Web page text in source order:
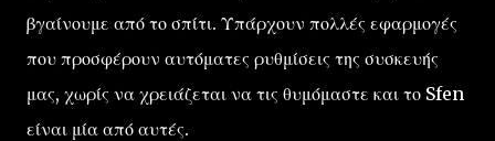
βγαίνουμε από το σπίτι. Υπάρχουν πολλές εφαρμογές
που προσφέρουν αυτόματες ρυθμίσεις της συσκευής
μας, χωρίς να χρειάζεται να τις θυμόμαστε και το Sfen
είναι μία από αυτές.